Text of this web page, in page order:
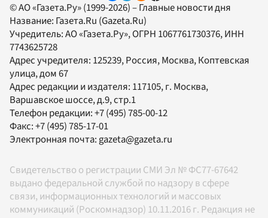
© АО «Газета.Ру» (1999-2026) – Главные новости дня
Название: Газета.Ru (Gazeta.Ru)
Учредитель:АО «Газета.Ру», ОГРН 1067761730376, ИНН
7743625728
Адрес учредителя: 125239, Россия, Москва, Коптевская
улица, дом 67
Адрес редакции и издателя: 117105, г. Москва,
Варшавское шоссе, д.9, стр.1
Телефон редакции:+7 (495) 785-00-12
Факс:+7 (495) 785-17-01
Электронная почта:gazeta@gazeta.ru
Свидетельство о регистрации СМИ Эл № ФС77-67642
выдано федеральной службой по надзору в сфере
связи, информационных технологий и массовых
коммуникаций (Роскомнадзор) 10.11.2016 г. Редакция не